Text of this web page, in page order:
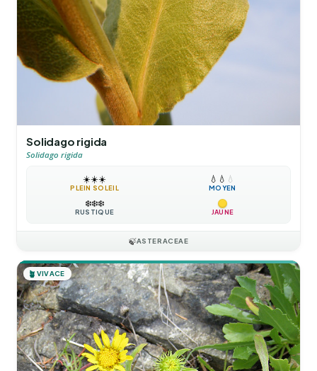
Solidago rigida
Solidago rigida
☀️☀️☀️
PLEIN SOLEIL
💧 💧 💧
MOYEN
❄️❄️❄️
RUSTIQUE JAUNE
🍃ASTERACEAE
🪴 VIVACE